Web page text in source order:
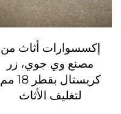
إكسسوارات أثاث من
مصنع وي جوي، زر
كريستال بقطر 18 مم
لتغليف الأثاث